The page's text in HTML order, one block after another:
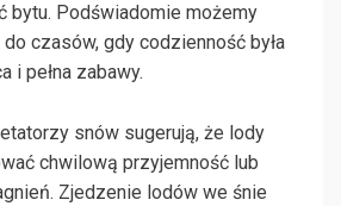
bytu. Podświadomie możemy
czasów, gdy codzienność była
i pełna zabawy.
snów sugerują, że lody
chwilową przyjemność lub
Zjedzenie lodów we śnie